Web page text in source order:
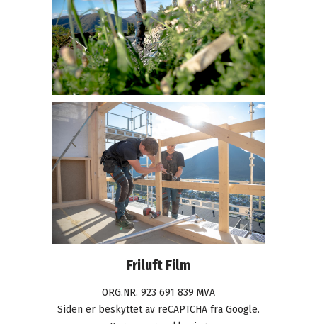
Friluft Film
ORG.NR. 923 691 839 MVA
Siden er beskyttet av reCAPTCHA fra Google.